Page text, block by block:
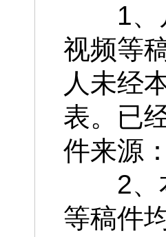
1、凡
视频等
人未经
表。已
件来源
2、本
等稿件